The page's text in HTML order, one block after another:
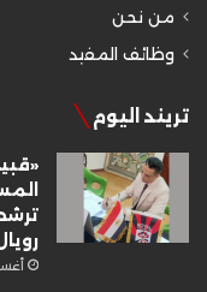
من نحن
وظائف المفيد
تريند اليوم